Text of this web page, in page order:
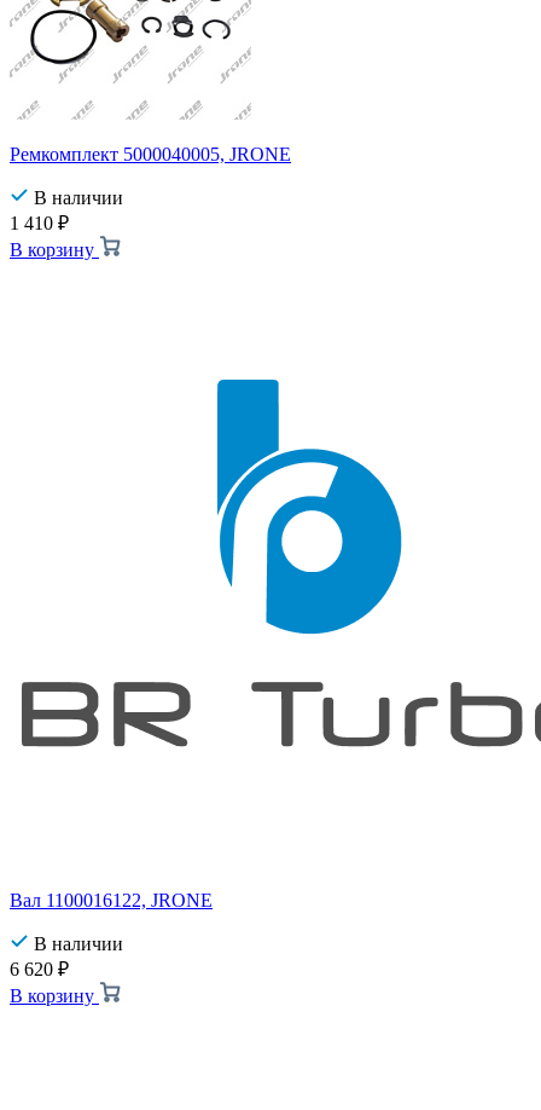
Ремкомплект 5000040005, JRONE
В наличии
1 410 ₽
В корзину
Вал 1100016122, JRONE
В наличии
6 620 ₽
В корзину